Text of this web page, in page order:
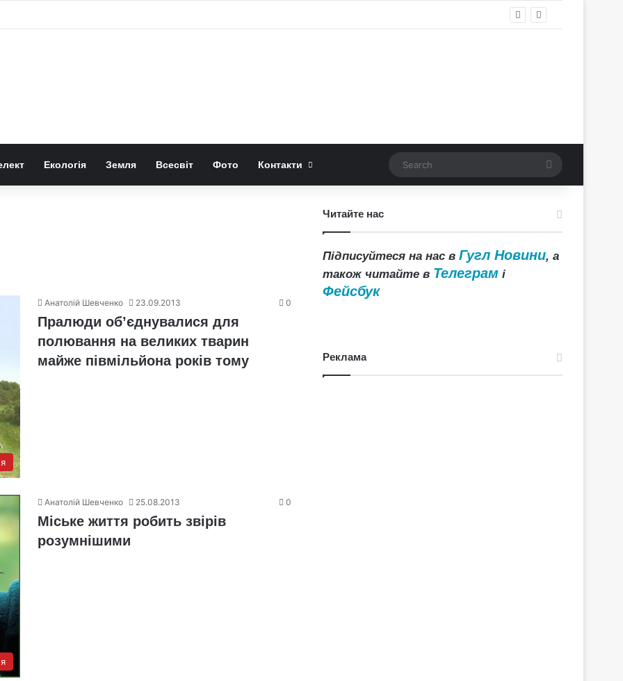
Екологія Земля Всесвіт Фото Контакти Search
Анатолій Шевченко 23.09.2013 0
Пралюди об’єднувалися для
полювання на великих тварин
майже півмільйона років тому
Анатолій Шевченко 25.08.2013 0
Міське життя робить звірів
розумнішими
Читайте нас
Підписуйтеся на нас вГугл Новини, а
також читайте в Телеграм і
Фейсбук
Реклама